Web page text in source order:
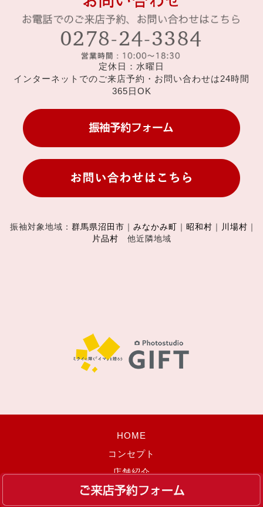
定休日：水曜日
インターネットでのご来店予約・お問い合わせは24時間
365日OK
振袖対象地域： 群馬県沼田市 ｜ みなかみ町 ｜ 昭和村 ｜ 川場村 ｜
片品村 他近隣地域
HOME
コンセプト
店舗紹介
新作振袖コレクション